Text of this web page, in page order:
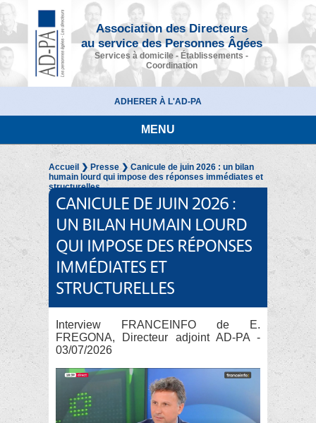
Association des Directeurs
au service des Personnes Âgées
Services à domicile - Établissements -
Coordination
ADHERER À L'AD-PA
MENU
Accueil ❯ Presse❯ Canicule de juin 2026 : un bilan
humain lourd qui impose des réponses immédiates et
structurelles
CANICULE DE JUIN 2026 :
UN BILAN HUMAIN LOURD
QUI IMPOSE DES RÉPONSES
IMMÉDIATES ET
STRUCTURELLES
Interview FRANCEINFO de E.
FREGONA, Directeur adjoint AD-PA -
03/07/2026